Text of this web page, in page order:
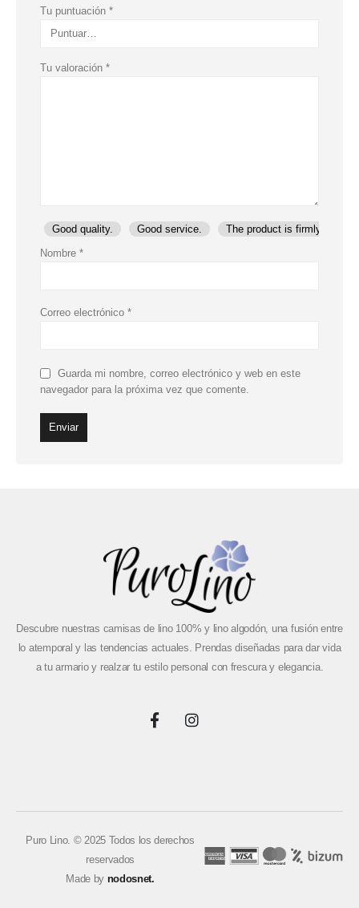
Tu puntuación *
Tu valoración *
Good quality. Good service.
The product is firmly
Nombre *
Correo electrónico *
Guarda mi nombre, correo electrónico y web en este
navegador para la próxima vez que comente.
Descubre nuestras camisas de lino 100% y lino algodón, una fusión entre
lo atemporal y las tendencias actuales. Prendas diseñadas para dar vida
a tu armario y realzar tu estilo personal con frescura y elegancia.
Puro Lino. © 2025 Todos los derechos
reservados
Made by nodosnet.